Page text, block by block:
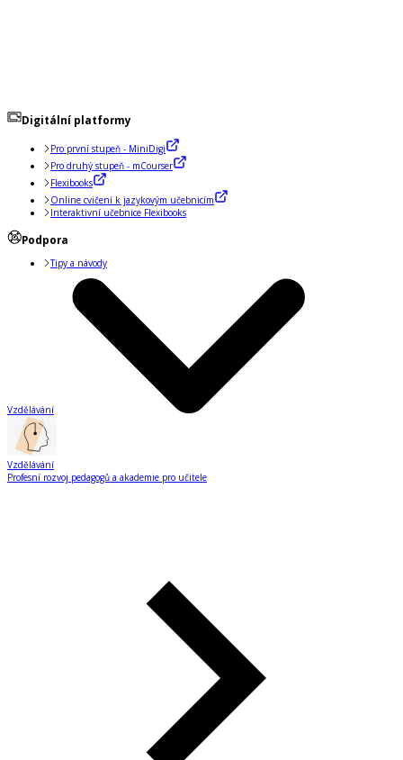
Digitální platformy
Pro první stupeň - MiniDigi
Pro druhý stupeň - mCourser
Flexibooks
Online cvičení k jazykovým učebnicím
Interaktivní učebnice Flexibooks
Podpora
Tipy a návody
Vzdělávání
Vzdělávání
Profesní rozvoj pedagogů a akademie pro učitele